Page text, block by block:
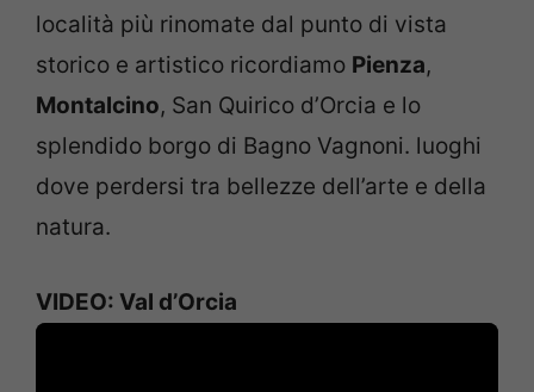
località più rinomate dal punto di vista
storico e artistico ricordiamo Pienza,
Montalcino, San Quirico d’Orcia e lo
splendido borgo di Bagno Vagnoni. luoghi
dove perdersi tra bellezze dell’arte e della
natura.
VIDEO: Val d’Orcia